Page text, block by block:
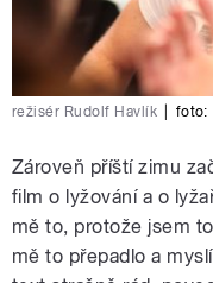
režisér Rudolf Havlík foto:
Zároveň příští zimu
film o lyžování a o
mě to, protože jsem
mě to přepadlo a